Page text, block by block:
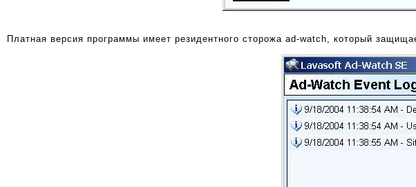
Платная версия программы имеет резидентного сторожа ad-watch, который